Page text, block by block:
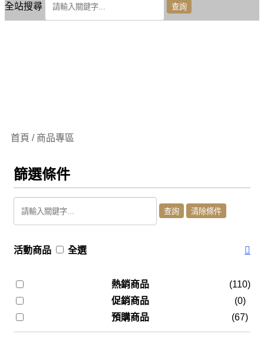
全站搜尋
首頁 / 商品專區
篩選條件
活動商品 全選
熱銷商品
(110)
促銷商品
(0)
預購商品
(67)